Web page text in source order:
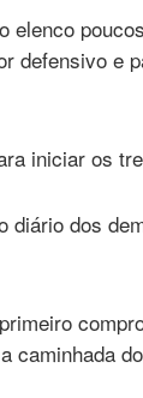
elenco
defensivo e
iniciar os
diário dos
caminhada